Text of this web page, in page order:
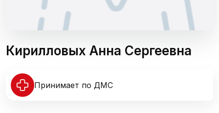
Кирилловых Анна Сергеевна
Принимает по ДМС